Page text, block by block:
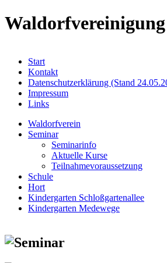
Start
Kontakt
Datenschutzerklärung (Stand
Impressum
Links
Waldorfverein
Seminar
Seminarinfo
Aktuelle Kurse
Teilnahmevoraussetzung
Schule
Hort
Kindergarten Schloßgartenallee
Kindergarten Medewege